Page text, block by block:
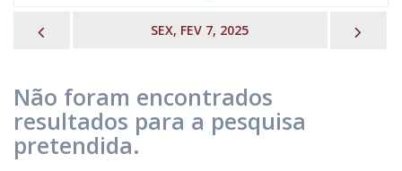
SEX, FEV 7, 2025
Não foram encontrados
resultados para a pesquisa
pretendida.